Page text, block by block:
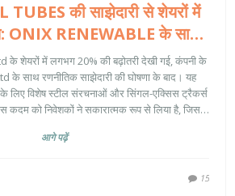
TUBES की साझेदारी से शेयरों में
ONIX RENEWABLE के साथ
रणनीतिक कदम
शेयरों में लगभग 20% की बढ़ोतरी देखी गई, कंपनी के
साथ रणनीतिक साझेदारी की घोषणा के बाद। यह
के लिए विशेष स्टील संरचनाओं और सिंगल-एक्सिस ट्रैकर्स
कदम को निवेशकों ने सकारात्मक रूप से लिया है, जिससे
आगे पढ़ें
15